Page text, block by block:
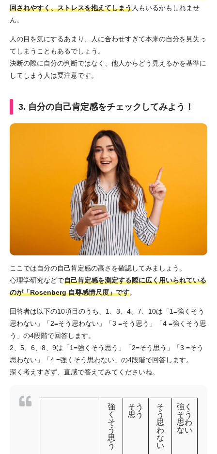
回されやすく、ストレスを抱えてしまう人もいるかもしれませ
ん。
人の目を気にするあまり、人に合わせすぎて本来の自分を見失っ
てしまうこともあるでしょう。
決断の際に自分の判断ではなく、他人からどう見えるかを基準に
してしまう人は要注意です。
3. 自分の自己肯定感をチェックしてみよう！
ここでは自分の自己肯定感の高さを確認してみましょう。
心理学研究などで自己肯定感を測定する際に広く用いられている
のが「Rosenberg 自尊感情尺度」です。
回答者は以下の10項目のうち、1、3、4、7、10は「1=強くそう
思わない」「2=そう思わない」「3 =そう思う」「4 =強くそう思
う」の4段階で回答します。
2、5、6、8、9は「1=強くそう思う」「2=そう思う」「3 =そう
思わない」「4 =強くそう思わない」の4段階で回答します。
深く考えすぎず、直感で答えてみてくださいね。
強
く
そ
う
思
う
そう
思う
そ
う
思
わ
な
い
強く
そう
思わ
ない